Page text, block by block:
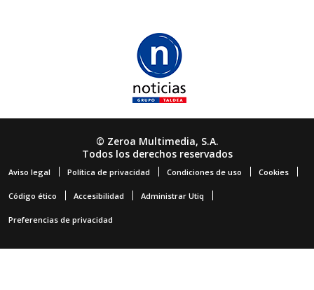
© Zeroa Multimedia, S.A.
Todos los derechos reservados
Aviso legal Política de privacidad Condiciones de uso Cookies
Código ético Accesibilidad Administrar Utiq
Preferencias de privacidad